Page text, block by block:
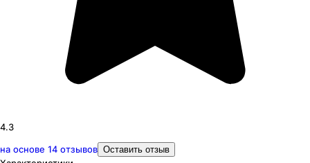
4.3
на основе 14 отзывов Оставить отзыв